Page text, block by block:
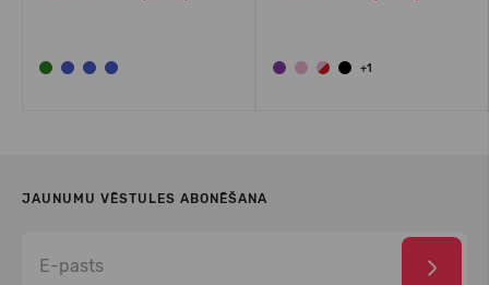
+1
JAUNUMU VĒSTULES ABONĒŠANA